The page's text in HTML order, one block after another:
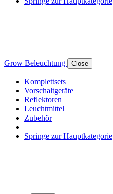
Grow Beleuchtung Close
Komplettsets
Vorschaltgeräte
Reflektoren
Leuchtmittel
Zubehör
Springe zur Hauptkategorie